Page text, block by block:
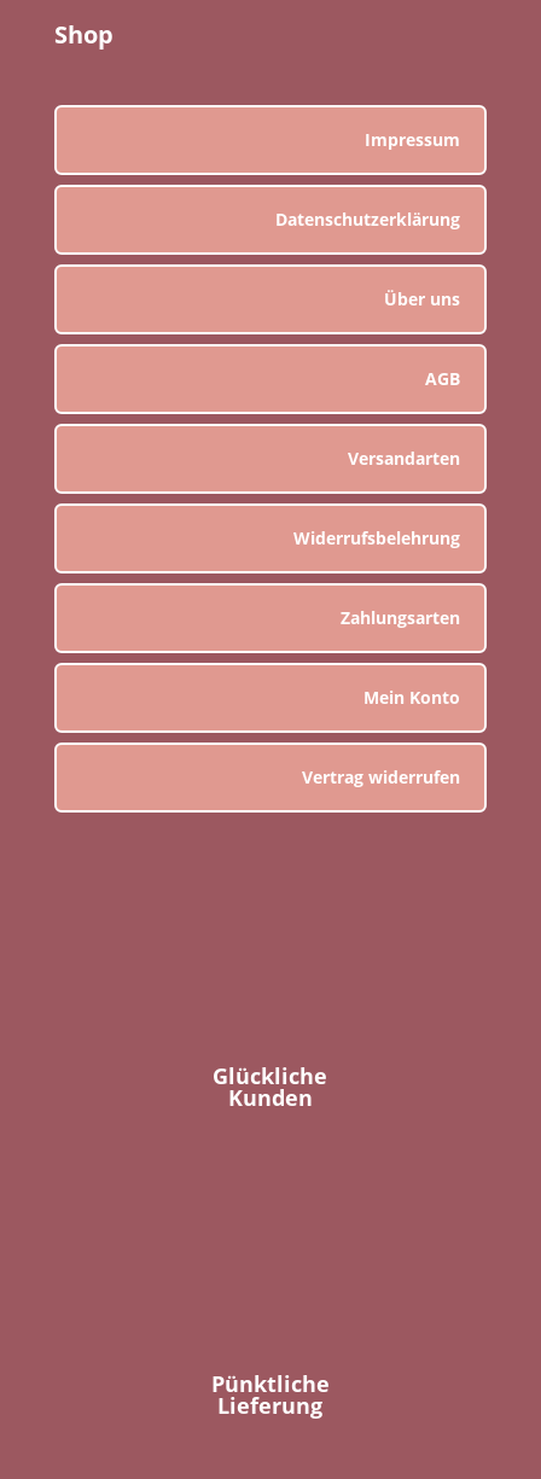
Shop
Impressum
Datenschutzerklärung
Über uns
AGB
Versandarten
Widerrufsbelehrung
Zahlungsarten
Mein Konto
Vertrag widerrufen
Glückliche
Kunden
Pünktliche
Lieferung